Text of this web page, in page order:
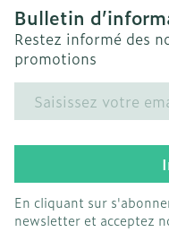
Bulletin
Restez informé des
promotions
Adresse mail
En cliquant sur
newsletter et acceptez